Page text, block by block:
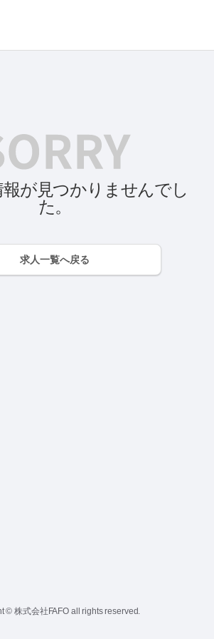
が見つかりませんでし
た。
求人一覧へ戻る
© 株式会社FAFO all rights reserved.